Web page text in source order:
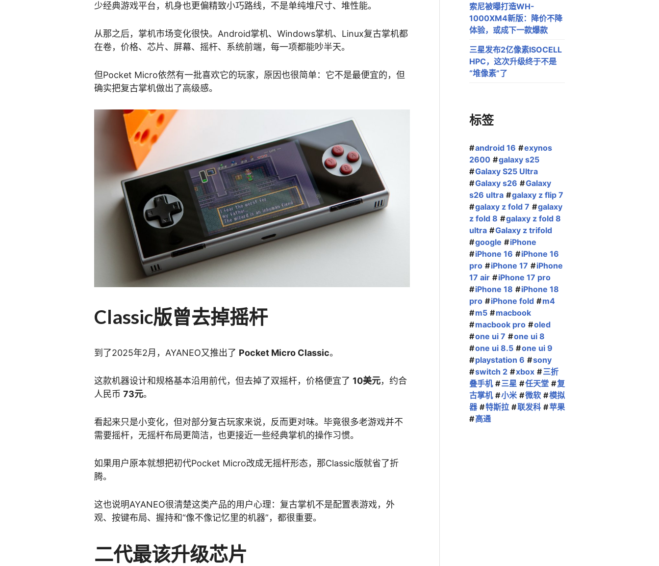
少经典游戏平台，机身也更偏精致小巧路线，不是单纯堆尺寸、堆性能。
从那之后，掌机市场变化很快。Android掌机、Windows掌机、Linux复古掌机都
在卷，价格、芯片、屏幕、摇杆、系统前端，每一项都能吵半天。
但Pocket Micro依然有一批喜欢它的玩家，原因也很简单：它不是最便宜的，但
确实把复古掌机做出了高级感。
Classic版曾去掉摇杆
到了2025年2月，AYANEO又推出了 Pocket Micro Classic。
这款机器设计和规格基本沿用前代，但去掉了双摇杆，价格便宜了 10美元，约合
人民币 73元。
看起来只是小变化，但对部分复古玩家来说，反而更对味。毕竟很多老游戏并不
需要摇杆，无摇杆布局更简洁，也更接近一些经典掌机的操作习惯。
如果用户原本就想把初代Pocket Micro改成无摇杆形态，那Classic版就省了折
腾。
这也说明AYANEO很清楚这类产品的用户心理：复古掌机不是配置表游戏，外
观、按键布局、握持和“像不像记忆里的机器”，都很重要。
二代最该升级芯片
索尼被曝打造WH-
1000XM4新版：降价不降
体验，或成下一款爆款
三星发布2亿像素ISOCELL
HPC，这次升级终于不是
“堆像素”了
标签
android 16
exynos
2600
galaxy s25
Galaxy S25 Ultra
Galaxy s26
Galaxy
s26 ultra
galaxy z flip 7
galaxy z fold 7
galaxy
z fold 8
galaxy z fold 8
ultra
Galaxy z trifold
google
iPhone
iPhone 16
iPhone 16
pro
iPhone 17
iPhone
17 air
iPhone 17 pro
iPhone 18
iPhone 18
pro
iPhone fold
m4
m5
macbook
macbook pro
oled
one ui 7
one ui 8
one ui 8.5
one ui 9
playstation 6
sony
switch 2
xbox
三折
叠手机
三星 任天堂
复
古掌机
小米 微软
模拟
器
特斯拉 联发科
苹果
高通